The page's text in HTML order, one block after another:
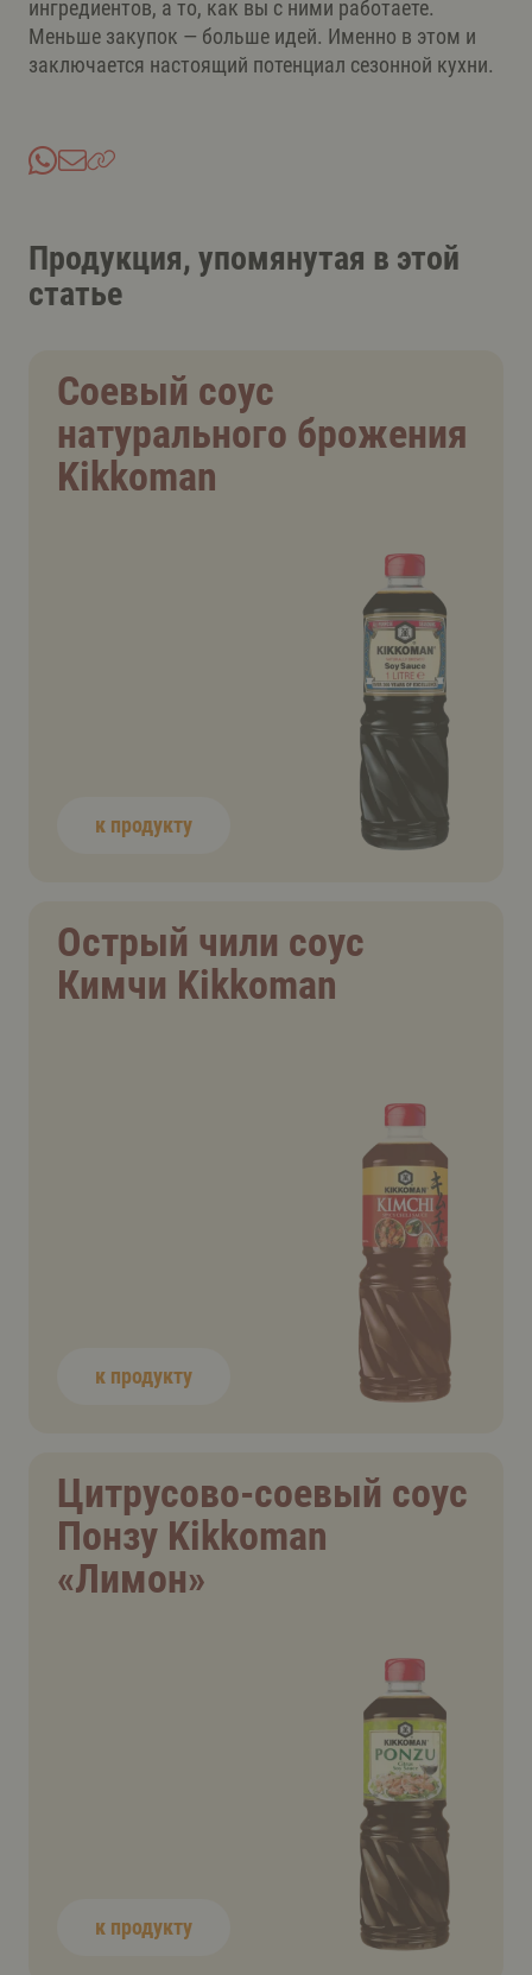
ингредиентов, а то, как вы с ними работаете.
Меньше закупок — больше идей. Именно в этом и
заключается настоящий потенциал сезонной кухни.
Продукция, упомянутая в этой
статье
Соевый соус
натурального брожения
Kikkoman
к продукту
Острый чили соус
Кимчи Kikkoman
к продукту
Цитрусово-соевый соус
Понзу Kikkoman
«Лимон»
к продукту